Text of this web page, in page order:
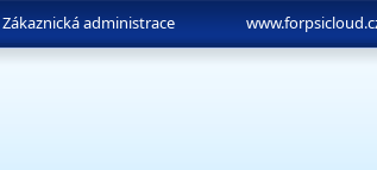
Zákaznická administrace